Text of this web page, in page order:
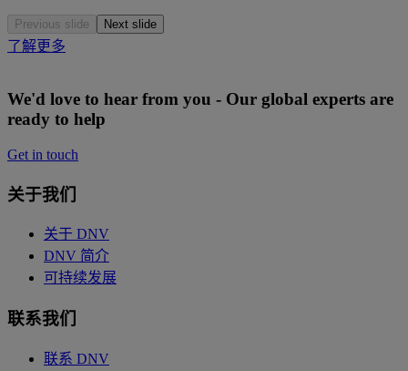
Previous slide Next slide
了解更多
We'd love to hear from you - Our global experts are
ready to help
Get in touch
关于我们
关于 DNV
DNV 简介
可持续发展
联系我们
联系 DNV